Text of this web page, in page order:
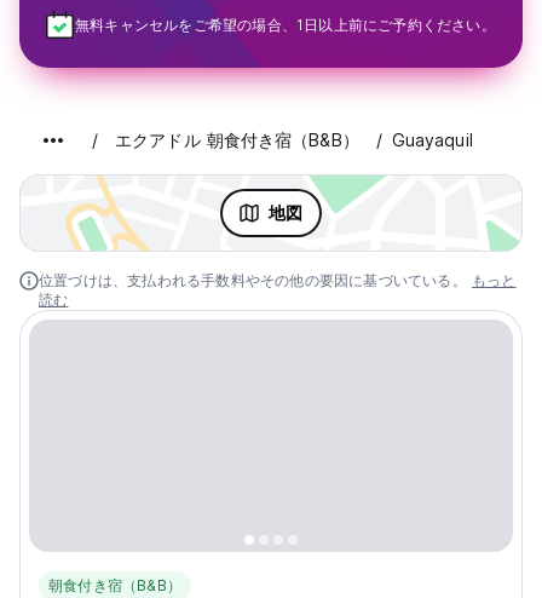
無料キャンセルをご希望の場合、1日以上前にご予約ください。
エクアドル 朝食付き宿（B&B） Guayaquil
地図
位置づけは、支払われる手数料やその他の要因に基づいている。
もっと
読む
朝食付き宿（B&B）